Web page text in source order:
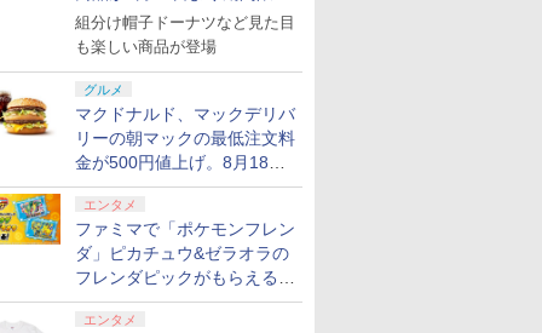
で発売
組分け帽子ドーナツなど見た目
も楽しい商品が登場
グルメ
マクドナルド、マックデリバ
リーの朝マックの最低注文料
金が500円値上げ。8月18日
より1,500円から受付
エンタメ
ファミマで「ポケモンフレン
ダ」ピカチュウ&ゼラオラの
フレンダピックがもらえるキ
ャンペーン開催！
エンタメ